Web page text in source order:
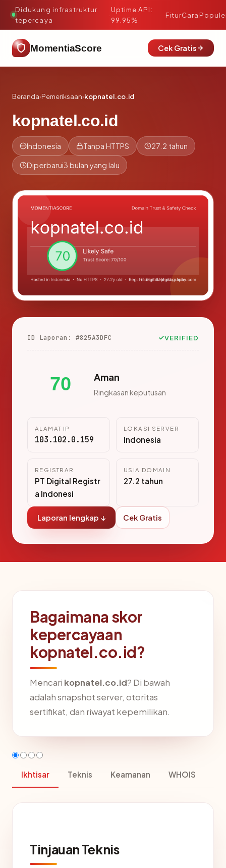
Didukung infrastruktur
tepercaya
·
Uptime API:
99.95%
FiturCara
MomentiaScore Cek Gratis
Beranda›Pemeriksaan›kopnatel.co.id
kopnatel.co.id
Indonesia Tanpa HTTPS 27.2 tahun
Diperbarui3 bulan yang lalu
ID Laporan: #825A3DFC VERIFIED
70 Aman
Ringkasan keputusan
ALAMAT IP
103.102.0.159
LOKASI SERVER
Indonesia
REGISTRAR
PT Digital Registr
a Indonesi
USIA DOMAIN
27.2 tahun
Laporan lengkap ↓ Cek Gratis
Bagaimana skor
kepercayaan
kopnatel.co.id?
Mencari kopnatel.co.id? Di bawah
adalah snapshot server, otoritas
sertifikat, dan riwayat kepemilikan.
Ikhtisar Teknis Keamanan WHOIS
Tinjauan Teknis